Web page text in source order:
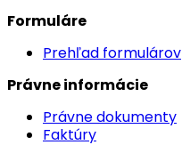
Formuláre
Prehľad formulárov
Právne informácie
Právne dokumenty
Faktúry